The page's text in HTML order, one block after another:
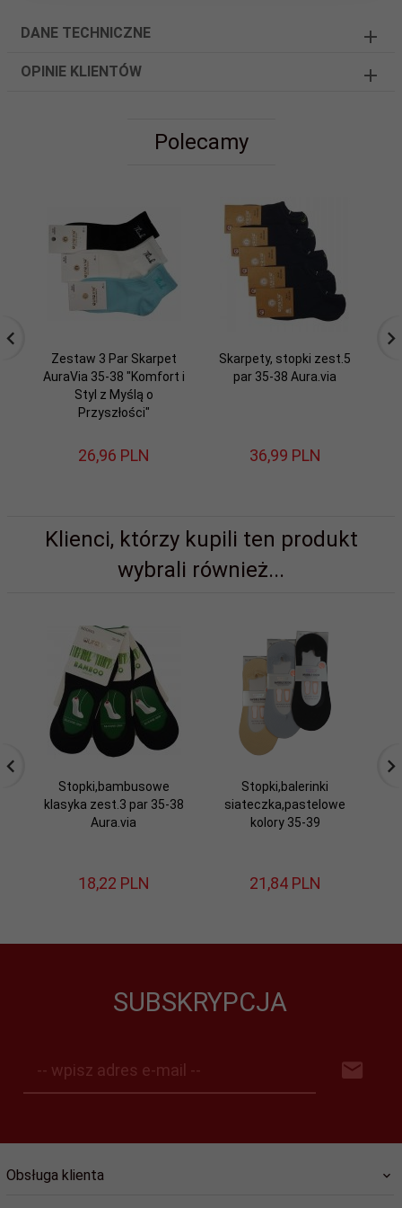
DANE TECHNICZNE
OPINIE KLIENTÓW
Polecamy
Zestaw 3 Par Skarpet
AuraVia 35-38 "Komfort i
Styl z Myślą o
Przyszłości"
26,96 PLN
Skarpety, stopki zest.5
par 35-38 Aura.via
36,99 PLN
Klienci, którzy kupili ten produkt
wybrali również...
Stopki,bambusowe
klasyka zest.3 par 35-38
Aura.via
18,22 PLN
Stopki,balerinki
siateczka,pastelowe
kolory 35-39
21,84 PLN
SUBSKRYPCJA
-- wpisz adres e-mail --
Obsługa klienta